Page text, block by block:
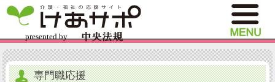
専門職応援